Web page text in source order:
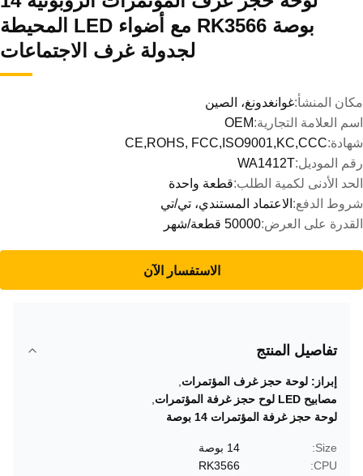
بوصة RK3566 مع أضواء LED المحيطة
لجدولة غرف الاجتماعات
مكان المنشأ:غوانغدونغ، الصين
اسم العلامة التجارية:OEM
شهادة:CE,ROHS, FCC,ISO9001,KC,CCC
رقم الموديل:WA1412T
الحد الأدنى لكمية الطلب:قطعة واحدة
شروط الدفع: الاعتماد المستندي، تي/تي
القدرة على العرض:50000 قطعة/شهر
الاستفسار الآن
تفاصيل المنتج
إبراز: لوحة حجز غرف المؤتمرات
مصابيح LED لوح حجز غرفة المؤتمرات
لوحة حجز غرفة المؤتمرات 14 بوصة
Size:
14 بوصة
CPU:
RK3566